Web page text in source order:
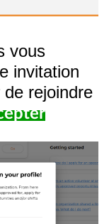
vous
invitation
rejoindre